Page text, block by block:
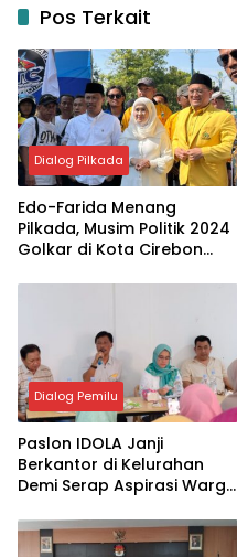
Pos Terkait
Dialog Pilkada
Edo-Farida Menang
Pilkada, Musim Politik 2024
Golkar di Kota Cirebon
Dialog Pemilu
Paslon IDOLA Janji
Berkantor di Kelurahan
Demi Serap Aspirasi Warga